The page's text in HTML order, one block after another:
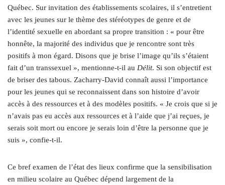
Québec. Sur invitation des établissements scolaires, il s’entretient
avec les jeunes sur le thème des stéréotypes de genre et de
l’identité sexuelle en abordant sa propre transition : « pour être
honnête, la majorité des individus que je rencontre sont très
positifs à mon égard. Disons que je brise l’image qu’ils s’étaient
fait d’un transsexuel », mentionne-t-il au Délit. Si son objectif est
de briser des tabous. Zacharry-David connaît aussi l’importance
pour les jeunes qui se reconnaissent dans son histoire d’avoir
accès à des ressources et à des modèles positifs. « Je crois que si je
n’avais pas eu accès aux ressources et à l’aide que j’ai reçues, je
serais soit mort ou encore je serais loin d’être la personne que je
suis », confie-t-il.
Ce bref examen de l’état des lieux confirme que la sensibilisation
en milieu scolaire au Québec dépend largement de la